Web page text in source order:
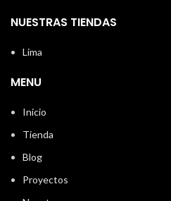
NUESTRAS TIENDAS
Lima
MENU
Inicio
Tienda
Blog
Proyectos